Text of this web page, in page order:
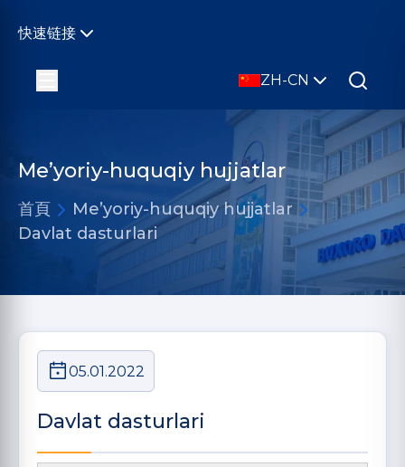
快速链接
ZH-CN
Me’yoriy-huquqiy hujjatlar
首頁
Me’yoriy-huquqiy hujjatlar
Davlat dasturlari
05.01.2022
Davlat dasturlari